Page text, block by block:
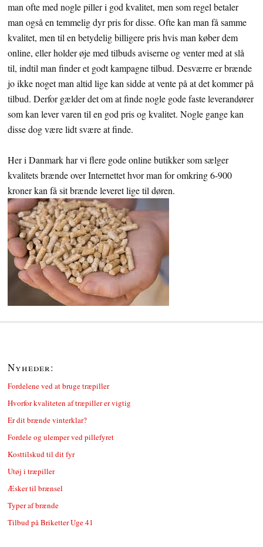
man ofte med nogle piller i god kvalitet, men som regel betaler
man også en temmelig dyr pris for disse. Ofte kan man få samme
kvalitet, men til en betydelig billigere pris hvis man køber dem
online, eller holder øje med tilbuds aviserne og venter med at slå
til, indtil man finder et godt kampagne tilbud. Desværre er brænde
jo ikke noget man altid lige kan sidde at vente på at det kommer på
tilbud. Derfor gælder det om at finde nogle gode faste leverandører
som kan lever varen til en god pris og kvalitet. Nogle gange kan
disse dog være lidt svære at finde.
Her i Danmark har vi flere gode online butikker som sælger
kvalitets brænde over Internettet hvor man for omkring 6-900
kroner kan få sit brænde leveret lige til døren.
Nyheder:
Fordelene ved at bruge træpiller
Hvorfor kvaliteten af træpiller er vigtig
Er dit brænde vinterklar?
Fordele og ulemper ved pillefyret
Kosttilskud til dit fyr
Utøj i træpiller
Æsker til brænsel
Typer af brænde
Tilbud på Briketter Uge 41